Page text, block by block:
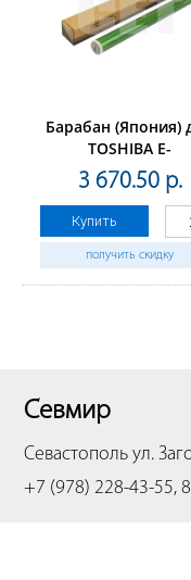
Барабан (Япония)
TOSHIBA E-
Studio2020C/
(CET), 70000 стр.,
3 670.50 р.
Купить
получить скидку
Севмир
Севастополь ул.
+7 (978) 228-43-55,